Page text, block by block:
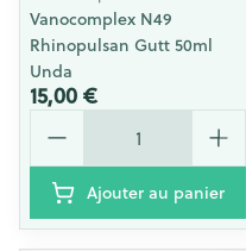
Vanocomplex N49
Rhinopulsan Gutt 50ml
Unda
15,00 €
Quantité
Ajouter au panier